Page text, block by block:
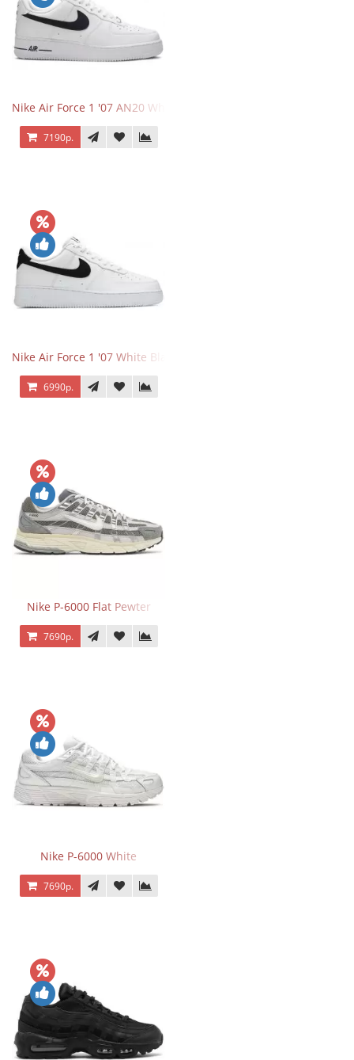
Nike Air Force 1 '07 AN20 White Black
7190р.
Nike Air Force 1 '07 White Black
6990р.
Nike P-6000 Flat Pewter
7690р.
Nike P-6000 White
7690р.